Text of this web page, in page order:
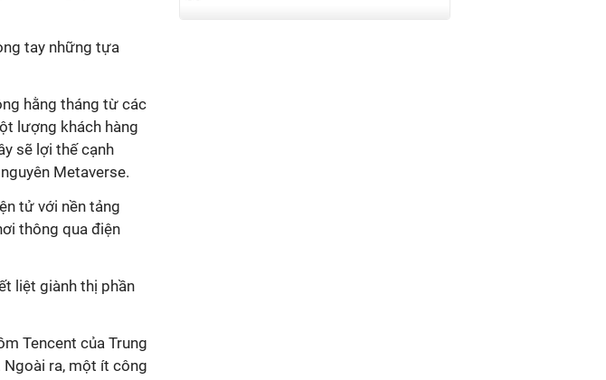
tay những tựa
hằng tháng từ các
lượng khách hàng
sẽ lợi thế cạnh
Metaverse.
tử với nền tảng
thông qua điện
liệt giành thị phần
Tencent của Trung
Ngoài ra, một ít công